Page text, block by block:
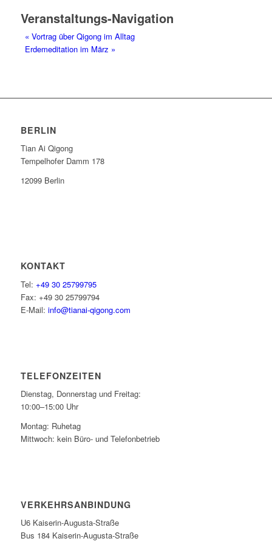
Veranstaltungs-Navigation
« Vortrag über Qigong im Alltag
Erdemeditation im März »
BERLIN
Tian Ai Qigong
Tempelhofer Damm 178
12099 Berlin
KONTAKT
Tel: +49 30 25799795
Fax: +49 30 25799794
E-Mail: info@tianai-qigong.com
TELEFONZEITEN
Dienstag, Donnerstag und Freitag:
10:00–15:00 Uhr
Montag: Ruhetag
Mittwoch: kein Büro- und Telefonbetrieb
VERKEHRSANBINDUNG
U6 Kaiserin-Augusta-Straße
Bus 184 Kaiserin-Augusta-Straße